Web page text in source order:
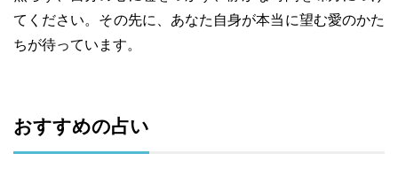
てください。その先に、あなた自身が本当に望む愛のかた
ちが待っています。
おすすめの占い